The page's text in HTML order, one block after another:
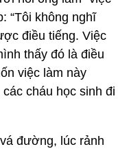
“Tôi không nghĩ
điều tiếng. Việc
thấy đó là điều
việc làm này
cháu học sinh đi
đường, lúc rảnh